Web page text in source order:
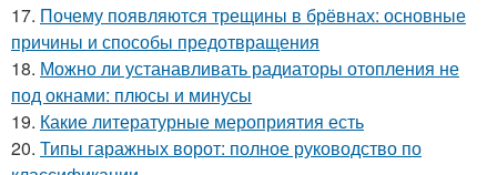
17. Почему появляются трещины в брёвнах: основные
причины и способы предотвращения
18. Можно ли устанавливать радиаторы отопления не
под окнами: плюсы и минусы
19. Какие литературные мероприятия есть
20. Типы гаражных ворот: полное руководство по